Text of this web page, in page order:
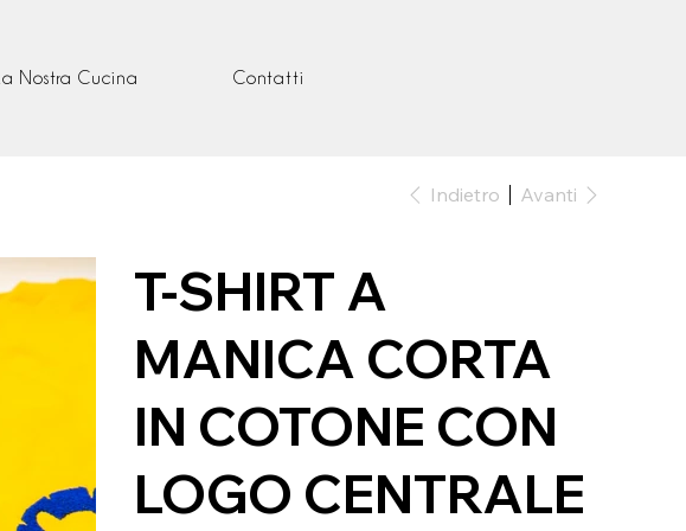
La Nostra Cucina Contatti
Indietro Avanti
T-SHIRT A
MANICA CORTA
IN COTONE CON
LOGO CENTRALE